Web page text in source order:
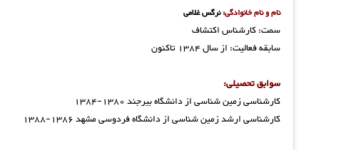
نام و نام خانوادگی:نرگس غلامی
سمت: کارشناس اکتشاف
سابقه فعالیت: از سال 1384 تاکنون
سوابق تحصیلی:
کارشناسی زمین شناسی از دانشگاه بیرجند 1380-1384
کارشناسی ارشد زمین شناسی از دانشگاه فردوسی مشهد 1386-1388